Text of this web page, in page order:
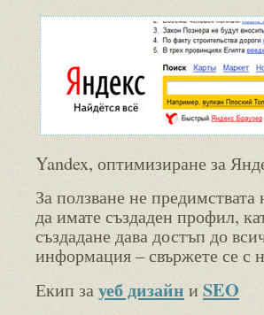
Yandex, оптимизиране за
За ползване не
да имате създаден профил,
създадане дава достъп до
информация – свържете се с
Екип зауеб дизайн иSEO